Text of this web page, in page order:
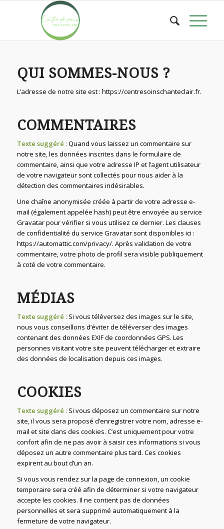
QUI SOMMES-NOUS ?
L’adresse de notre site est : https://centresoinschanteclair.fr.
COMMENTAIRES
Texte suggéré :Quand vous laissez un commentaire sur
notre site, les données inscrites dans le formulaire de
commentaire, ainsi que votre adresse IP et l’agent utilisateur
de votre navigateur sont collectés pour nous aider à la
détection des commentaires indésirables.
Une chaîne anonymisée créée à partir de votre adresse e-
mail (également appelée hash) peut être envoyée au service
Gravatar pour vérifier si vous utilisez ce dernier. Les clauses
de confidentialité du service Gravatar sont disponibles ici :
https://automattic.com/privacy/. Après validation de votre
commentaire, votre photo de profil sera visible publiquement
à coté de votre commentaire.
MÉDIAS
Texte suggéré : Si vous téléversez des images sur le site,
nous vous conseillons d’éviter de téléverser des images
contenant des données EXIF de coordonnées GPS. Les
personnes visitant votre site peuvent télécharger et extraire
des données de localisation depuis ces images.
COOKIES
Texte suggéré : Si vous déposez un commentaire sur notre
site, il vous sera proposé d’enregistrer votre nom, adresse e-
mail et site dans des cookies. C’est uniquement pour votre
confort afin de ne pas avoir à saisir ces informations si vous
déposez un autre commentaire plus tard. Ces cookies
expirent au bout d’un an.
Si vous vous rendez sur la page de connexion, un cookie
temporaire sera créé afin de déterminer si votre navigateur
accepte les cookies. Il ne contient pas de données
personnelles et sera supprimé automatiquement à la
fermeture de votre navigateur.